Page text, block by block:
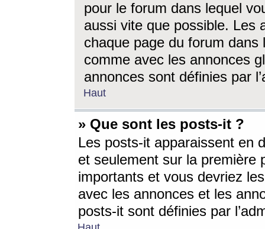
pour le forum dans lequel
aussi vite que possible. Les
chaque page du forum dans
comme avec les annonces
annonces sont définies par
Haut
» Que sont les posts-it ?
Les posts-it apparaissent en
et seulement sur la première
importants et vous devriez
avec les annonces et les
posts-it sont définies par